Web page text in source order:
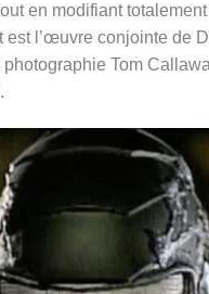
en modifiant
est l’œuvre conjointe de
Tom